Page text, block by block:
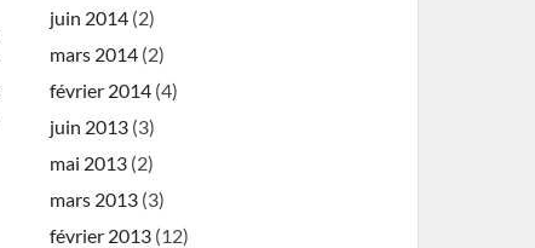
juin 2014 (2)
mars 2014 (2)
février 2014 (4)
juin 2013 (3)
mai 2013 (2)
mars 2013 (3)
février 2013 (12)